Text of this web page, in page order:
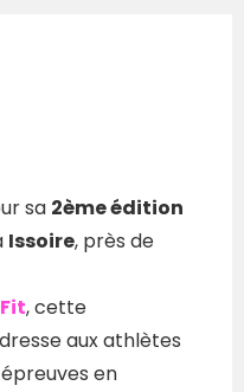
sa 2ème édition
Issoire, près de
, cette
aux athlètes
en